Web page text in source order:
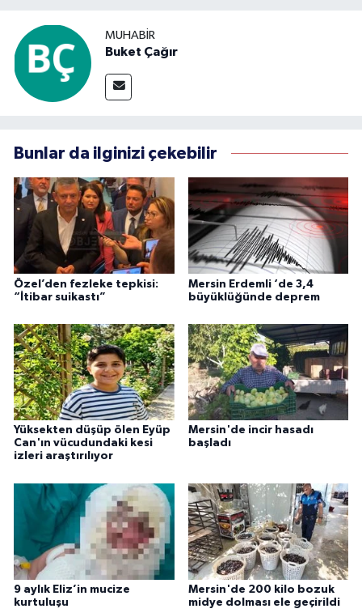
MUHABIR
Buket Çağır
Bunlar da ilginizi çekebilir
Özel’den fezleke tepkisi:
“İtibar suikastı”
Mersin Erdemli ‘de 3,4
büyüklüğünde deprem
Yüksekten düşüp ölen Eyüp
Can'ın vücudundaki kesi
izleri araştırılıyor
Mersin'de incir hasadı
başladı
9 aylık Eliz’in mucize
kurtuluşu
Mersin'de 200 kilo bozuk
midye dolması ele geçirildi